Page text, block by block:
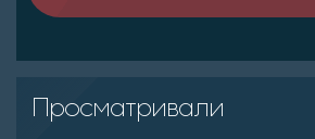
Просматривали